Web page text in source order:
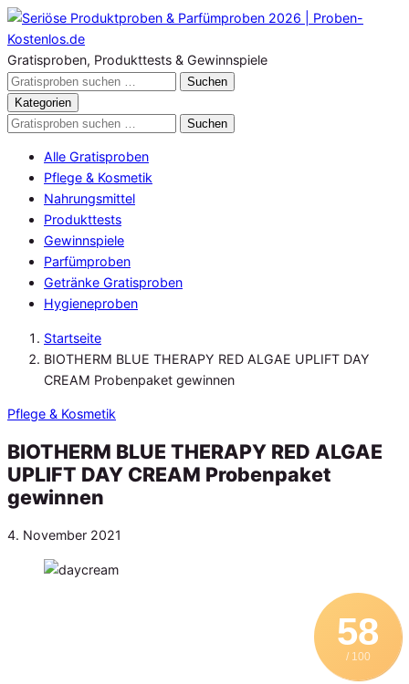
Zum
Inhalt
springen
Gratisproben, Produkttests & Gewinnspiele
Gratisproben
durchsuchen
Suchen
Kategorien
Gratisproben
Suchen
Alle Gratisproben
Pflege & Kosmetik
Nahrungsmittel
Produkttests
Gewinnspiele
Parfümproben
Getränke Gratisproben
Hygieneproben
Startseite
BIOTHERM BLUE THERAPY RED ALGAE UPLIFT DAY
CREAM Probenpaket gewinnen
Pflege & Kosmetik
BIOTHERM BLUE THERAPY RED ALGAE
UPLIFT DAY CREAM Probenpaket
gewinnen
Veröffentlicht
4. November 2021
58
/ 100